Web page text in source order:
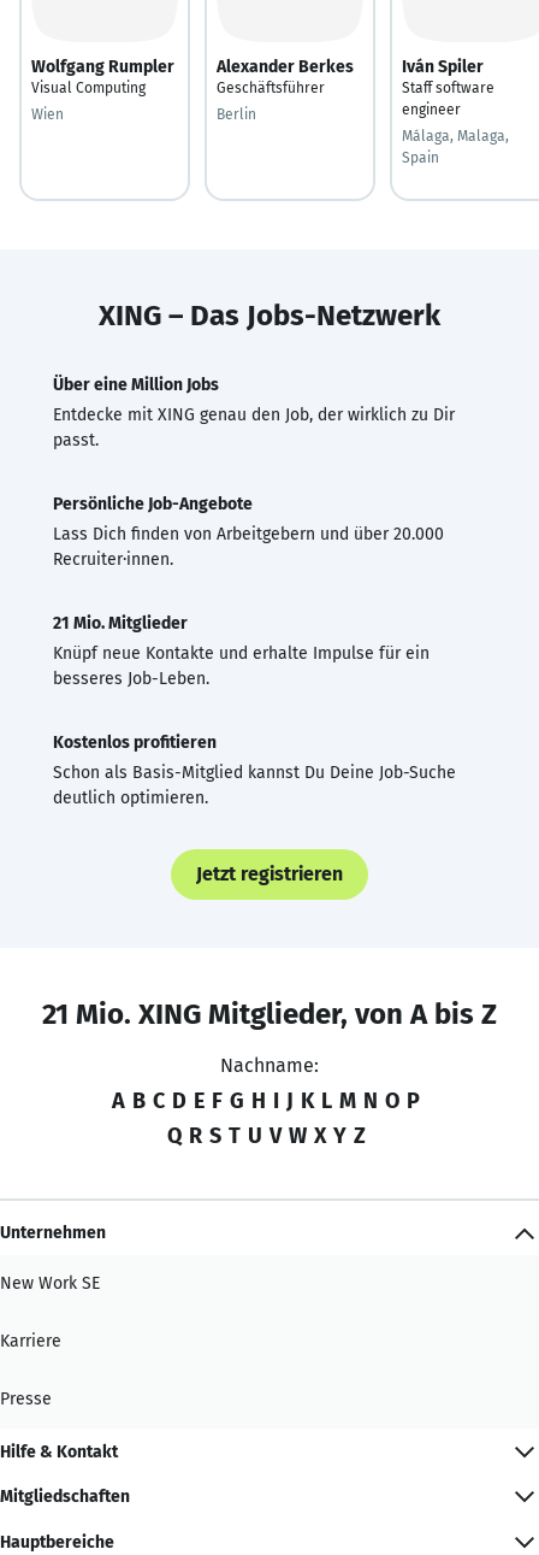
Wolfgang Rumpler
Visual Computing
Wien
Alexander Berkes
Geschäftsführer
Berlin
Iván Spiler
Staff software
engineer
Málaga, Malaga,
Spain
XING – Das Jobs-Netzwerk
Über eine Million Jobs
Entdecke mit XING genau den Job, der wirklich zu Dir
passt.
Persönliche Job-Angebote
Lass Dich finden von Arbeitgebern und über 20.000
Recruiter·innen.
21 Mio. Mitglieder
Knüpf neue Kontakte und erhalte Impulse für ein
besseres Job-Leben.
Kostenlos profitieren
Schon als Basis-Mitglied kannst Du Deine Job-Suche
deutlich optimieren.
Jetzt registrieren
21 Mio. XING Mitglieder, von A bis Z
Nachname:
A B C D E F G H I J K L M N O P
Q R S T U V W X Y Z
Unternehmen
New Work SE
Karriere
Presse
Hilfe & Kontakt
Mitgliedschaften
Hauptbereiche